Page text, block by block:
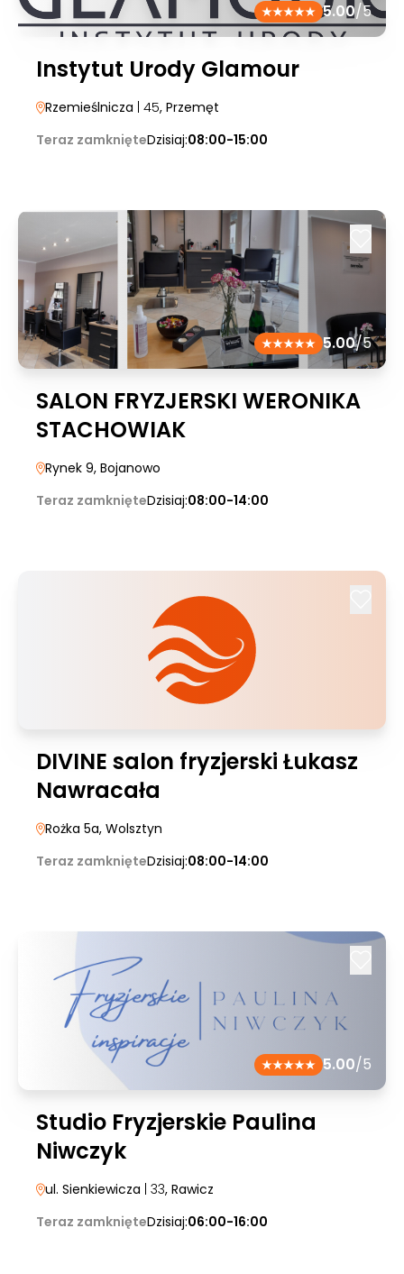
5.00/5
Instytut Urody Glamour
Rzemieślnicza | 45, Przemęt
Teraz zamknięteDzisiaj:08:00-15:00
5.00/5
SALON FRYZJERSKI WERONIKA
STACHOWIAK
Rynek 9, Bojanowo
Teraz zamknięteDzisiaj:08:00-14:00
DIVINE salon fryzjerski Łukasz
Nawracała
Rożka 5a, Wolsztyn
Teraz zamknięteDzisiaj:08:00-14:00
5.00/5
Studio Fryzjerskie Paulina
Niwczyk
ul. Sienkiewicza | 33, Rawicz
Teraz zamknięteDzisiaj:06:00-16:00